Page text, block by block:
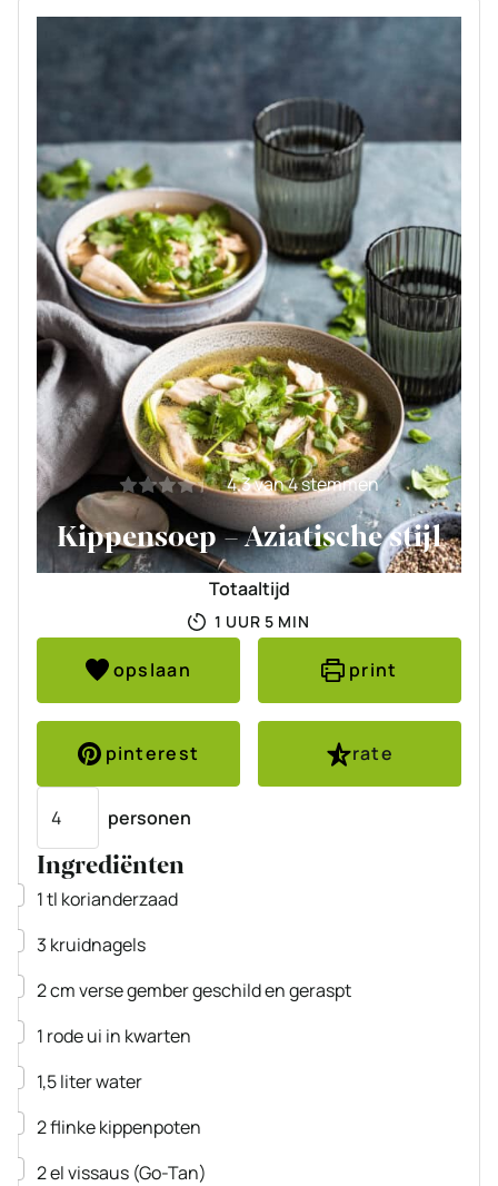
4.3van4stemmen
Kippensoep – Aziatische stijl
Totaaltijd
1 UUR
UUR 5 MINUTEN
MIN
opslaan print
pinterest
rate
personen
Ingrediënten
▢
1tl korianderzaad
▢
3 kruidnagels
▢
2cmverse gembergeschild en geraspt
▢
1 rode ui in kwarten
▢
1,5literwater
▢
2flinke kippenpoten
▢
2elvissaus (Go-Tan)